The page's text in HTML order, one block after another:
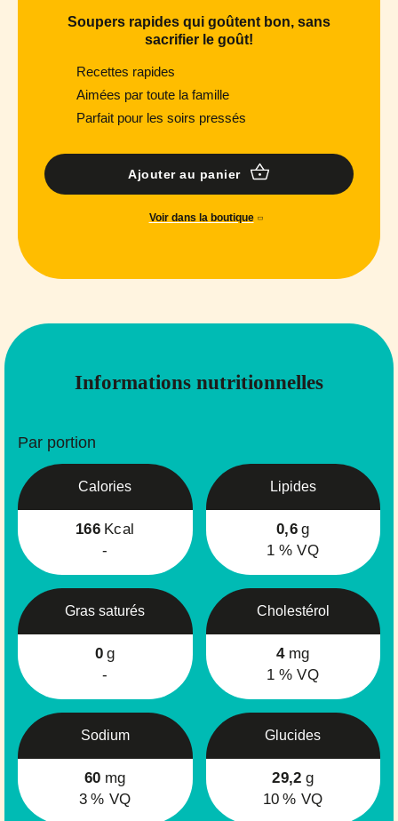
Soupers rapides qui goûtent bon, sans
sacrifier le goût!
Recettes rapides
Aimées par toute la famille
Parfait pour les soirs pressés
Ajouter au panier
Voir dans la boutique
Informations nutritionnelles
Par portion
Calories
166 Kcal
-
Lipides
0,6 g
1 % VQ
Gras saturés
0 g
-
Cholestérol
4 mg
1 % VQ
Sodium
60 mg
3 % VQ
Glucides
29,2 g
10 % VQ